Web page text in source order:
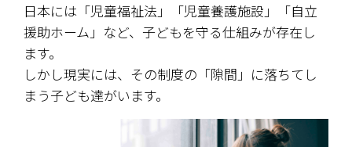
日本には「児童福祉法」「児童養護施設」「自立
援助ホーム」など、子どもを守る仕組みが存在し
ます。
しかし現実には、その制度の「隙間」に落ちてし
まう子ども達がいます。